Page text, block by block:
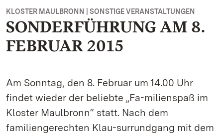
KLOSTER MAULBRONN | SONSTIGE VERANSTALTUNGEN
SONDERFÜHRUNG AM 8.
FEBRUAR 2015
Am Sonntag, den 8. Februar um 14.00 Uhr
findet wieder der beliebte „Fa-milienspaß im
Kloster Maulbronn“ statt. Nach dem
familiengerechten Klau-surrundgang mit dem